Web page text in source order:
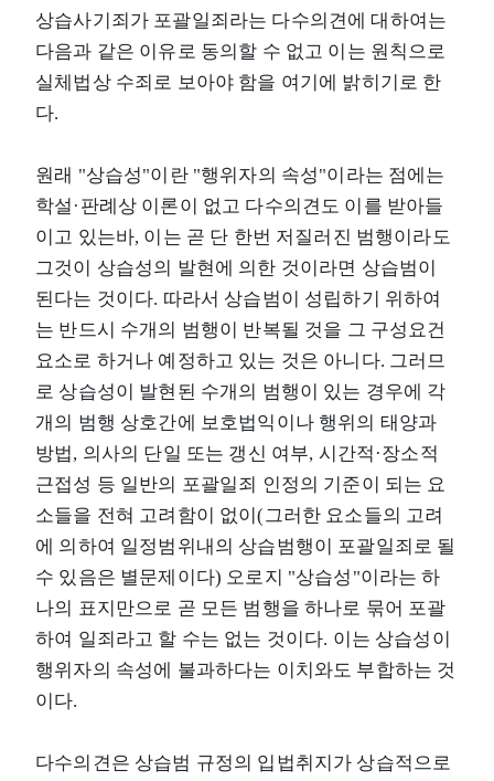
상습사기죄가 포괄일죄라는 다수의견에 대하여는
다음과 같은 이유로 동의할 수 없고 이는 원칙으로
실체법상 수죄로 보아야 함을 여기에 밝히기로 한
다.
원래 "상습성"이란 "행위자의 속성"이라는 점에는
학설·판례상 이론이 없고 다수의견도 이를 받아들
이고 있는바, 이는 곧 단 한번 저질러진 범행이라도
그것이 상습성의 발현에 의한 것이라면 상습범이
된다는 것이다. 따라서 상습범이 성립하기 위하여
는 반드시 수개의 범행이 반복될 것을 그 구성요건
요소로 하거나 예정하고 있는 것은 아니다. 그러므
로 상습성이 발현된 수개의 범행이 있는 경우에 각
개의 범행 상호간에 보호법익이나 행위의 태양과
방법, 의사의 단일 또는 갱신 여부, 시간적·장소적
근접성 등 일반의 포괄일죄 인정의 기준이 되는 요
소들을 전혀 고려함이 없이(그러한 요소들의 고려
에 의하여 일정범위내의 상습범행이 포괄일죄로 될
수 있음은 별문제이다) 오로지 "상습성"이라는 하
나의 표지만으로 곧 모든 범행을 하나로 묶어 포괄
하여 일죄라고 할 수는 없는 것이다. 이는 상습성이
행위자의 속성에 불과하다는 이치와도 부합하는 것
이다.
다수의견은 상습범 규정의 입법취지가 상습적으로